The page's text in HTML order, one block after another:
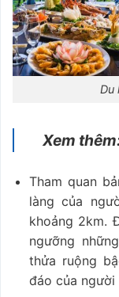
Du
Xem
Tham quan
làng của
khoảng 2km.
ngưỡng
thửa ruộng
đáo của người